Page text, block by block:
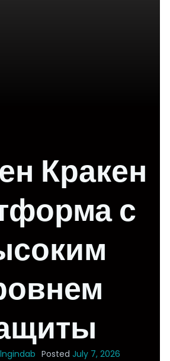
Кракен
с
Posted July 7, 2026